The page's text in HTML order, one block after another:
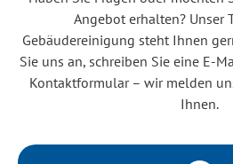
Angebot erhalten? Unser
Gebäudereinigung steht Ihnen
Sie uns an, schreiben Sie eine E-
Kontaktformular – wir melden
Ihnen.